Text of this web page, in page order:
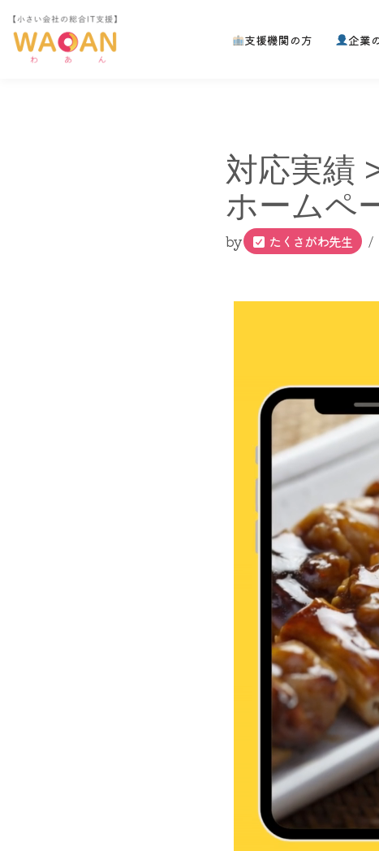
コ
支援機関の方 企業
対応実績
ホームペ
by たくさがわ先生